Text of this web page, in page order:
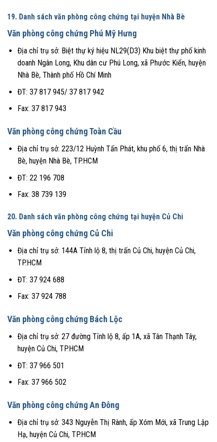
19. Danh sách văn phòng công chứng tại huyện Nhà Bè
Văn phòng công chứng Phú Mỹ Hưng
Địa chỉ trụ sở: Biệt thự ký hiệu NL29(D3) Khu biệt thự phố kinh
doanh Ngân Long, Khu dân cư Phú Long, xã Phước Kiển, huyện
Nhà Bè, Thành phố Hồ Chí Minh
ĐT: 37 817 945/ 37 817 942
Fax: 37 817 943
Văn phòng công chứng Toàn Cầu
Địa chỉ trụ sở: 223/12 Huỳnh Tấn Phát, khu phố 6, thị trấn Nhà
Bè, huyện Nhà Bè, TP.HCM
ĐT: 22 196 708
Fax: 38 739 139
20. Danh sách văn phòng công chứng tại huyện Củ Chi
Văn phòng công chứng Củ Chi
Địa chỉ trụ sở: 144A Tỉnh lộ 8, thị trấn Củ Chi, huyện Củ Chi,
TP.HCM
ĐT: 37 924 688
Fax: 37 924 788
Văn phòng công chứng Bách Lộc
Địa chỉ trụ sở: 27 đường Tỉnh lộ 8, ấp 1A, xã Tân Thạnh Tây,
huyện Củ Chi, TP.HCM
ĐT: 37 966 501
Fax: 37 966 502
Văn phòng công chứng An Đông
Địa chỉ trụ sở: 343 Nguyễn Thị Rành, ấp Xóm Mới, xã Trung Lập
Hạ, huyện Củ Chi, TP.HCM